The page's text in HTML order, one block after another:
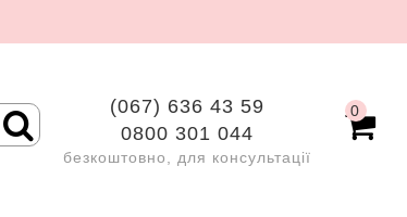
(067) 636 43 59
0800 301 044
безкоштовно, для консультації
0